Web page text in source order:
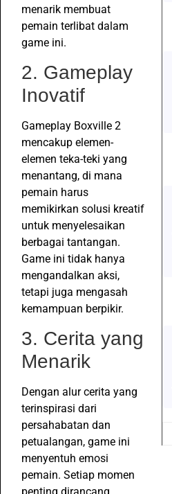
menarik membuat
pemain terlibat dalam
game ini.
2. Gameplay
Inovatif
Gameplay Boxville 2
mencakup elemen-
elemen teka-teki yang
menantang, di mana
pemain harus
memikirkan solusi kreatif
untuk menyelesaikan
berbagai tantangan.
Game ini tidak hanya
mengandalkan aksi,
tetapi juga mengasah
kemampuan berpikir.
3. Cerita yang
Menarik
Dengan alur cerita yang
terinspirasi dari
persahabatan dan
petualangan, game ini
menyentuh emosi
pemain. Setiap momen